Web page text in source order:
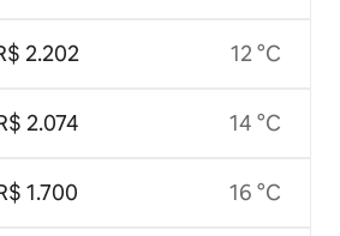
2.202
2.074
1.700
12 °C
14 °C
16 °C